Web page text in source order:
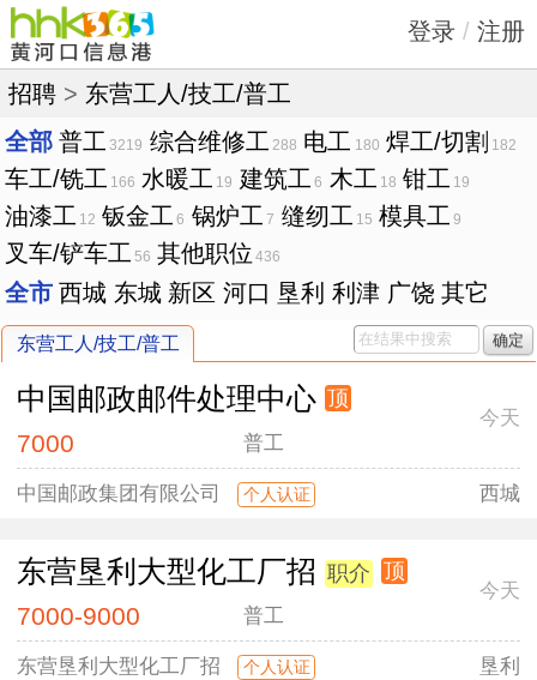
登录 / 注册
招聘 > 东营工人/技工/普工
全部 普工 3219 综合维修工 288 电工 180 焊工/切割 182
车工/铣工 166 水暖工 19 建筑工 6 木工 18 钳工 19
油漆工 12 钣金工 6 锅炉工 7 缝纫工 15 模具工 9
叉车/铲车工 56 其他职位 436
全市 西城 东城 新区 河口 垦利 利津 广饶 其它
东营工人/技工/普工 确定
中国邮政邮件处理中心 顶
7000 普工
今天
中国邮政集团有限公司 个人认证 西城
东营垦利大型化工厂招 职介 顶
7000-9000 普工
今天
东营垦利大型化工厂招 个人认证 垦利